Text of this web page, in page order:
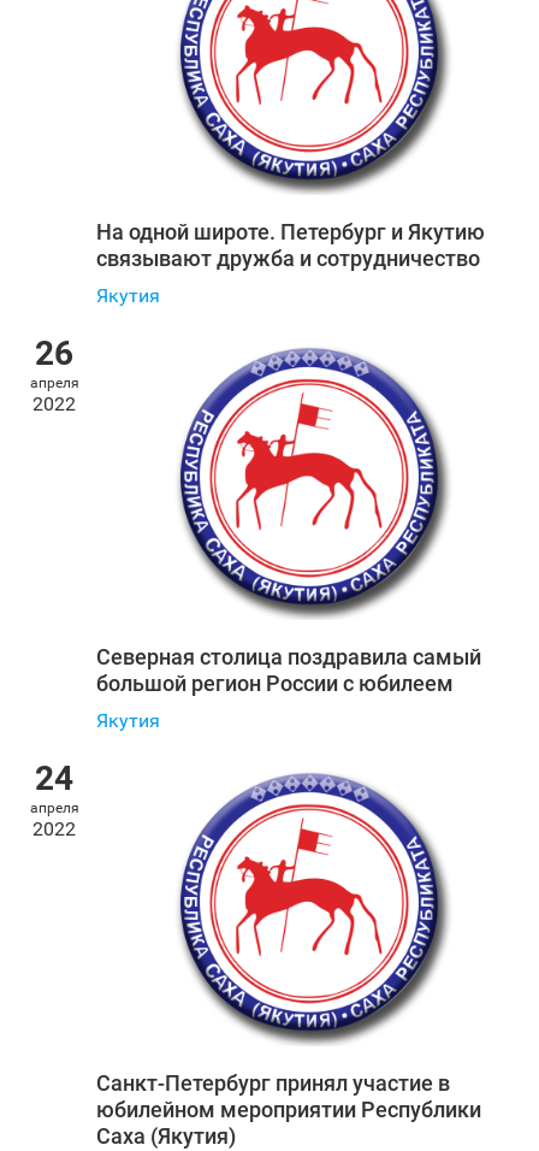
На одной широте. Петербург и Якутию
связывают дружба и сотрудничество
Якутия
26
апреля
2022
Северная столица поздравила самый
большой регион России с юбилеем
Якутия
24
апреля
2022
Санкт‑Петербург принял участие в
юбилейном мероприятии Республики
Саха (Якутия)